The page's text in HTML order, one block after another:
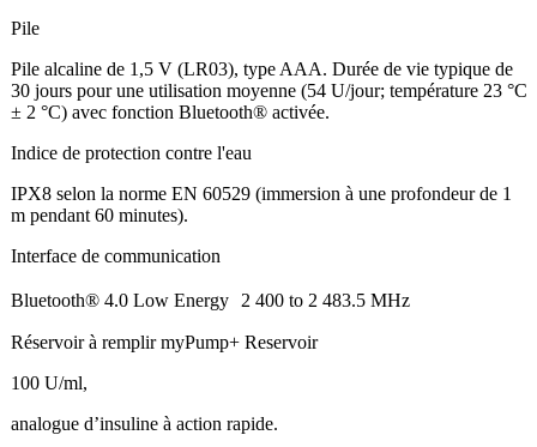
Pile
Pile alcaline de 1,5 V (LR03), type AAA. Durée de vie typique de
30 jours pour une utilisation moyenne (54 U/jour; température 23 °C
± 2 °C) avec fonction Bluetooth® activée.
Indice de protection contre l'eau
IPX8 selon la norme EN 60529 (immersion à une profondeur de 1
m pendant 60 minutes).
Interface de communication
Bluetooth® 4.0 Low Energy 2 400 to 2 483.5 MHz
Réservoir à remplir myPump+ Reservoir
100 U/ml,
analogue d’insuline à action rapide.